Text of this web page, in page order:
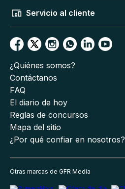
Servicio al cliente
¿Quiénes somos?
Contáctanos
FAQ
El diario de hoy
Reglas de concursos
Mapa del sitio
¿Por qué confiar en nosotros?
Otras marcas de GFR Media